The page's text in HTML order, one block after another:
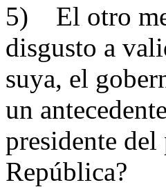
5) El otro
disgusto a
suya, el
un
presidente
República?